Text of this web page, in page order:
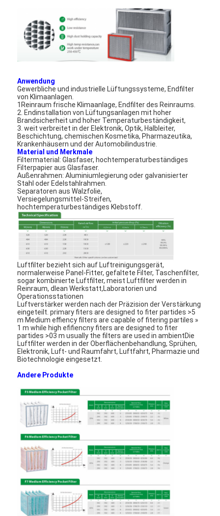
Produkte
Anwendung
Gewerbliche und industrielle Lüftungssysteme, Endfilter
von Klimaanlagen.
1Reinraum frische Klimaanlage, Endfilter des Reinraums.
2. Endinstallation von Lüftungsanlagen mit hoher
Brandsicherheit und hoher Temperaturbeständigkeit,
3. weit verbreitet in der Elektronik, Optik, Halbleiter,
Beschichtung, chemischen Kosmetika, Pharmazeutika,
Krankenhäusern und der Automobilindustrie.
Material und Merkmale
Filtermaterial: Glasfaser, hochtemperaturbeständiges
Filterpapier aus Glasfaser.
Außenrahmen: Aluminiumlegierung oder galvanisierter
Stahl oder Edelstahlrahmen.
Separatoren aus Walzfolie,
Versiegelungsmittel-Streifen,
hochtemperaturbeständiges Klebstoff.
Luftfilter bezieht sich auf Luftreinigungsgerät,
normalerweise Panel-Fitter, gefaltete Filter, Taschenfilter,
sogar kombinierte Luftfilter, meist Luftfilter werden in
Reinraum, dlean Werkstatt,Laboratorien und
Operationsstationen
Luftverstärker werden nach der Präzision der Verstärkung
eingeteilt. primary fiters are designed to fiter partides >5
m Medium effiency filters are capable of fitering partiles »
1 m while high efifiencny fiters are designed to fiter
partides >03 m usually the filters are used in ambientDie
Luftfilter werden in der Oberflächenbehandlung, Sprühen,
Elektronik, Luft- und Raumfahrt, Luftfahrt, Pharmazie und
Biotechnologie eingesetzt.
Andere Produkte